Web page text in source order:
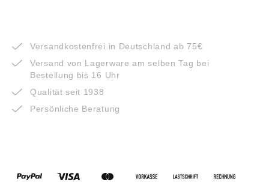
Versandkostenfrei in Deutschland ab 75€
Versand von Lagerware am selben Tag bei
Bestellung bis 16 Uhr
Qualität seit 1938
Persönliche Beratung